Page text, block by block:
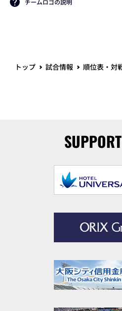
チームロゴの説明
トップ 試合情報 順位表・対